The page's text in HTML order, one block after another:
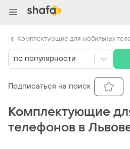
Комплектующие
телефонов в
по популярности
Подписаться на поиск
Комплектующие для мобильных